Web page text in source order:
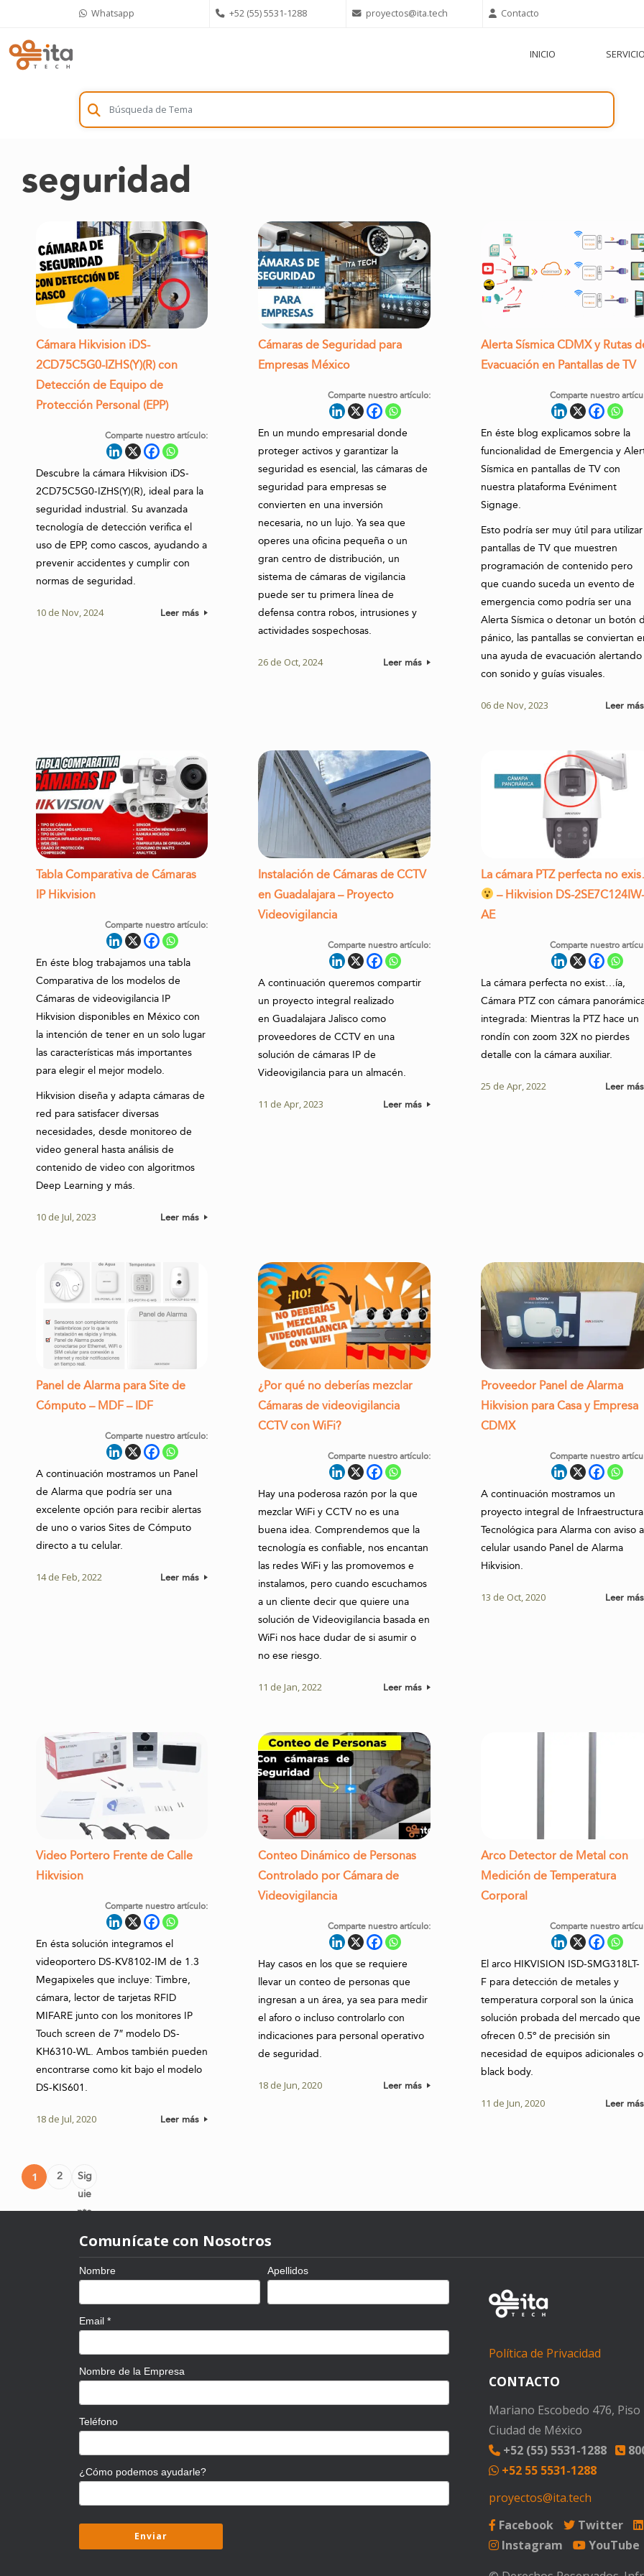
Whatsapp +52 (55) 5531-1288 proyectos@ita.tech Contacto
INICIO
seguridad
Cámara Hikvision iDS-
2CD75C5G0-IZHS(Y)(R) con
Detección de Equipo de
Protección Personal (EPP)
Comparte nuestro artículo:
Descubre la cámara Hikvision iDS-
2CD75C5G0-IZHS(Y)(R), ideal para la
seguridad industrial. Su avanzada
tecnología de detección verifica el
uso de EPP, como cascos, ayudando a
prevenir accidentes y cumplir con
normas de seguridad.
10 de Nov, 2024 Leer más
Cámaras de Seguridad para
Empresas México
Comparte nuestro artículo:
En un mundo empresarial donde
proteger activos y garantizar la
seguridad es esencial, las cámaras de
seguridad para empresas se
convierten en una inversión
necesaria, no un lujo. Ya sea que
operes una oficina pequeña o un
gran centro de distribución, un
sistema de cámaras de vigilancia
puede ser tu primera línea de
defensa contra robos, intrusiones y
actividades sospechosas.
26 de Oct, 2024 Leer más
Alerta Sísmica CDMX y Rutas
Evacuación en Pantallas de TV
Comparte nuestro
En éste blog explicamos sobre la
funcionalidad de Emergencia y
Sísmica en pantallas de TV con
nuestra plataforma Evéniment
Signage.
Esto podría ser muy útil para utilizar
pantallas de TV que muestren
programación de contenido pero
que cuando suceda un evento de
emergencia como podría ser una
Alerta Sísmica o detonar un botón
pánico, las pantallas se conviertan
una ayuda de evacuación alertando
con sonido y guías visuales.
06 de Nov, 2023 Leer
Tabla Comparativa de Cámaras
IP Hikvision
Comparte nuestro artículo:
En éste blog trabajamos una tabla
Comparativa de los modelos de
Cámaras de videovigilancia IP
Hikvision disponibles en México con
la intención de tener en un solo lugar
las características más importantes
para elegir el mejor modelo.
Hikvision diseña y adapta cámaras de
red para satisfacer diversas
necesidades, desde monitoreo de
video general hasta análisis de
contenido de video con algoritmos
Deep Learning y más.
10 de Jul, 2023 Leer más
Instalación de Cámaras de CCTV
en Guadalajara – Proyecto
Videovigilancia
Comparte nuestro artículo:
A continuación queremos compartir
un proyecto integral realizado
en Guadalajara Jalisco como
proveedores de CCTV en una
solución de cámaras IP de
Videovigilancia para un almacén.
11 de Apr, 2023 Leer más
La cámara PTZ perfecta no
– Hikvision DS-2SE7C124IW-
AE
Comparte nuestro
La cámara perfecta no exist…ía,
Cámara PTZ con cámara
integrada: Mientras la PTZ hace un
rondín con zoom 32X no pierdes
detalle con la cámara auxiliar.
25 de Apr, 2022 Leer
Panel de Alarma para Site de
Cómputo – MDF – IDF
Comparte nuestro artículo:
A continuación mostramos un Panel
de Alarma que podría ser una
excelente opción para recibir alertas
de uno o varios Sites de Cómputo
directo a tu celular.
14 de Feb, 2022 Leer más
¿Por qué no deberías mezclar
Cámaras de videovigilancia
CCTV con WiFi?
Comparte nuestro artículo:
Hay una poderosa razón por la que
mezclar WiFi y CCTV no es una
buena idea. Comprendemos que la
tecnología es confiable, nos encantan
las redes WiFi y las promovemos e
instalamos, pero cuando escuchamos
a un cliente decir que quiere una
solución de Videovigilancia basada en
WiFi nos hace dudar de si asumir o
no ese riesgo.
11 de Jan, 2022 Leer más
Proveedor Panel de Alarma
Hikvision para Casa y Empresa
CDMX
Comparte nuestro
A continuación mostramos un
proyecto integral de Infraestructura
Tecnológica para Alarma con aviso a
celular usando Panel de Alarma
Hikvision.
13 de Oct, 2020 Leer
Video Portero Frente de Calle
Hikvision
Comparte nuestro artículo:
En ésta solución integramos el
videoportero DS-KV8102-IM de 1.3
Megapixeles que incluye: Timbre,
cámara, lector de tarjetas RFID
MIFARE junto con los monitores IP
Touch screen de 7″ modelo DS-
KH6310-WL. Ambos también pueden
encontrarse como kit bajo el modelo
DS-KIS601.
18 de Jul, 2020 Leer más
Conteo Dinámico de Personas
Controlado por Cámara de
Videovigilancia
Comparte nuestro artículo:
Hay casos en los que se requiere
llevar un conteo de personas que
ingresan a un área, ya sea para medir
el aforo o incluso controlarlo con
indicaciones para personal operativo
de seguridad.
18 de Jun, 2020 Leer más
Arco Detector de Metal con
Medición de Temperatura
Corporal
Comparte nuestro
El arco HIKVISION ISD-SMG318LT-
F para detección de metales y
temperatura corporal son la única
solución probada del mercado que
ofrecen 0.5º de precisión sin
necesidad de equipos adicionales o
black body.
11 de Jun, 2020 Leer
Post navigation
1 2
Sig
uie
nte
Comunícate con Nosotros
Nombre Apellidos
Email *
Nombre de la Empresa
Teléfono
¿Cómo podemos ayudarle?
Política de Privacidad
CONTACTO
Mariano Escobedo 476,
Ciudad de México
+52 (55) 5531-1288
+52 55 5531-1288
proyectos@ita.tech
Facebook
Twitter
Instagram
YouTube